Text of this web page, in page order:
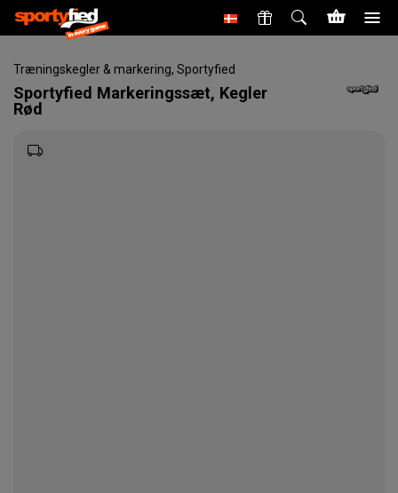
Træningskegler & markering, Sportyfied
Sportyfied Markeringssæt, Kegler
Rød